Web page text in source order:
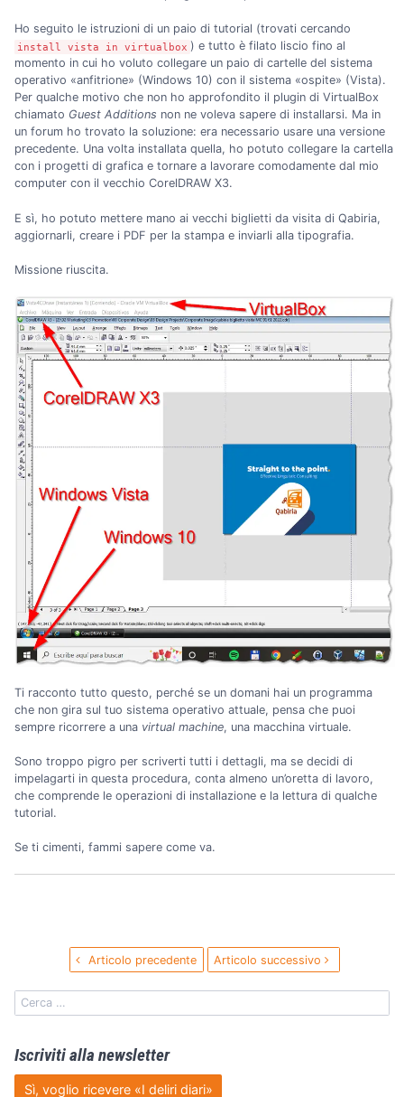
Ho seguito le istruzioni di un paio di tutorial (trovati cercando
install vista in virtualbox ) e tutto è filato liscio fino al
momento in cui ho voluto collegare un paio di cartelle del sistema
operativo «anfitrione» (Windows 10) con il sistema «ospite» (Vista).
Per qualche motivo che non ho approfondito il plugin di VirtualBox
chiamato Guest Additions non ne voleva sapere di installarsi. Ma in
un forum ho trovato la soluzione: era necessario usare una versione
precedente. Una volta installata quella, ho potuto collegare la cartella
con i progetti di grafica e tornare a lavorare comodamente dal mio
computer con il vecchio CorelDRAW X3.
E sì, ho potuto mettere mano ai vecchi biglietti da visita di Qabiria,
aggiornarli, creare i PDF per la stampa e inviarli alla tipografia.
Missione riuscita.
Ti racconto tutto questo, perché se un domani hai un programma
che non gira sul tuo sistema operativo attuale, pensa che puoi
sempre ricorrere a una virtual machine, una macchina virtuale.
Sono troppo pigro per scriverti tutti i dettagli, ma se decidi di
impelagarti in questa procedura, conta almeno un’oretta di lavoro,
che comprende le operazioni di installazione e la lettura di qualche
tutorial.
Se ti cimenti, fammi sapere come va.
Articolo precedente Articolo successivo
Iscriviti alla newsletter
Sì, voglio ricevere «I deliri diari»